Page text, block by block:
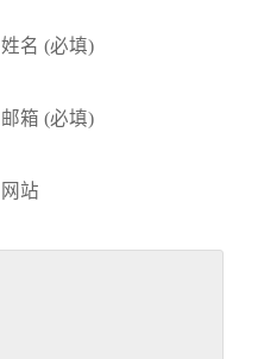
姓名 (必填)
邮箱 (必填)
网站